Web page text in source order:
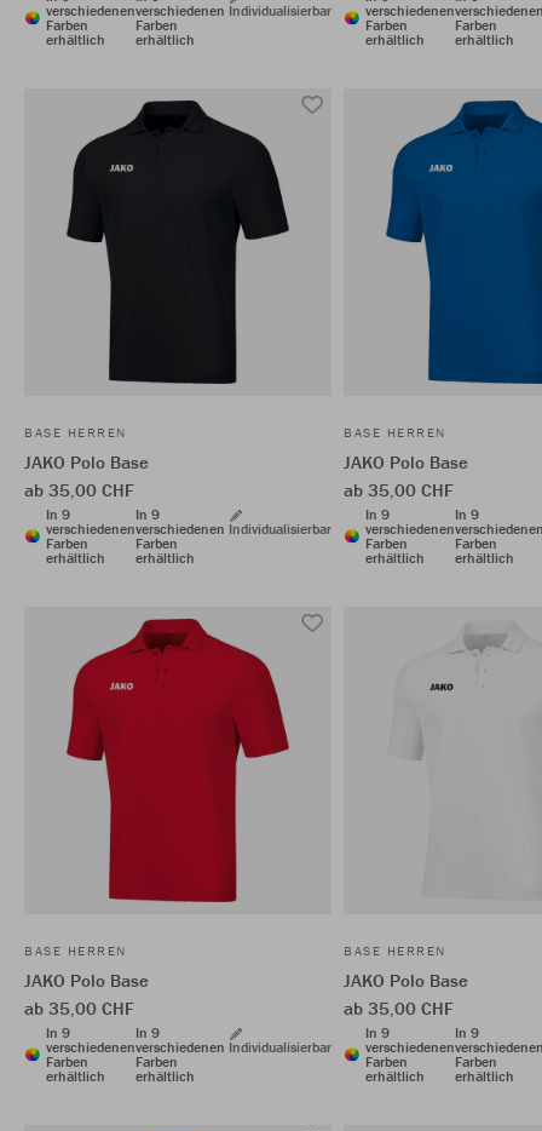
verschiedenen
Farben
erhältlich
verschiedenen
Farben
erhältlich
Individualisierbar
verschiedenen
Farben
erhältlich
Farben
erhältlich
BASE HERREN
JAKO Polo Base
ab 35,00 CHF
In 9
verschiedenen
Farben
erhältlich
In 9
verschiedenen
Farben
erhältlich
Individualisierbar
BASE HERREN
JAKO Polo Base
ab 35,00 CHF
In 9
verschiedenen
Farben
erhältlich
In 9
Farben
erhältlich
BASE HERREN
JAKO Polo Base
ab 35,00 CHF
In 9
verschiedenen
Farben
erhältlich
In 9
verschiedenen
Farben
erhältlich
Individualisierbar
BASE HERREN
JAKO Polo Base
ab 35,00 CHF
In 9
verschiedenen
Farben
erhältlich
In 9
Farben
erhältlich